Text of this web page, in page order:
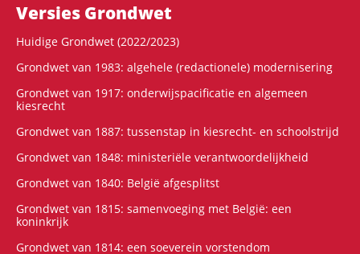
Versies Grondwet
Huidige Grondwet (2022/2023)
Grondwet van 1983: algehele (redactionele) modernisering
Grondwet van 1917: onderwijspacificatie en algemeen
kiesrecht
Grondwet van 1887: tussenstap in kiesrecht- en schoolstrijd
Grondwet van 1848: ministeriële verantwoordelijkheid
Grondwet van 1840: België afgesplitst
Grondwet van 1815: samenvoeging met België: een
koninkrijk
Grondwet van 1814: een soeverein vorstendom